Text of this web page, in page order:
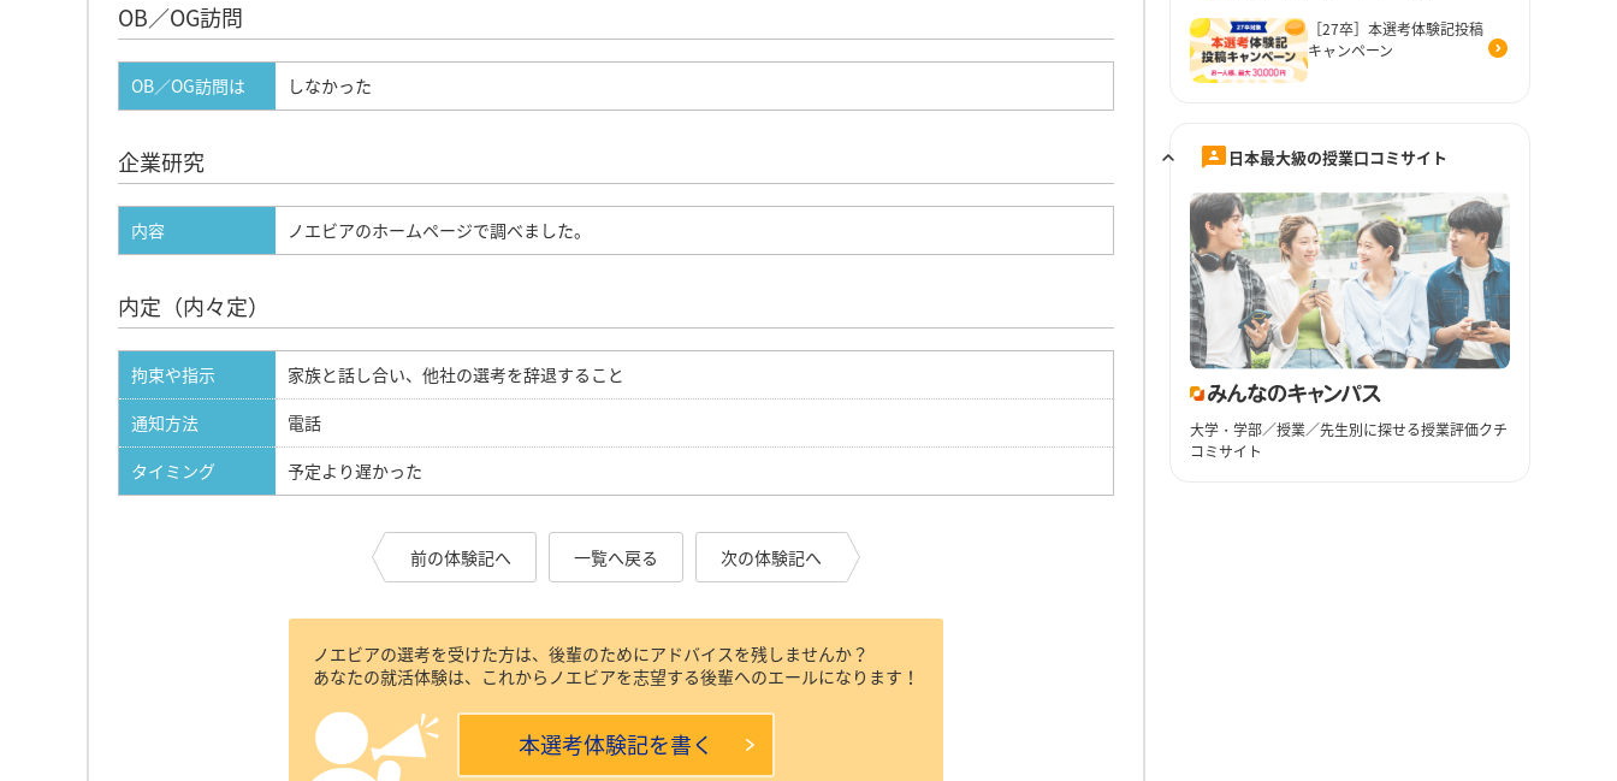
OB／OG訪問
OB／OG訪問は しなかった
企業研究
内容 ノエビアのホームページで調べました。
内定（内々定）
拘束や指示
家族と話し合い、他社の選考を辞退すること
通知方法
電話
タイミング
予定より遅かった
前の体験記へ 一覧へ戻る 次の体験記へ
ノエビアの選考を受けた方は、後輩のためにアドバイスを残しませんか？
あなたの就活体験は、これからノエビアを志望する後輩へのエールになります！
本選考体験記を書く
［27卒］本選考体験記投稿
キャンペーン
日本最大級の授業口コミサイト
大学・学部／授業／先生別に探せる授業評価クチ
コミサイト